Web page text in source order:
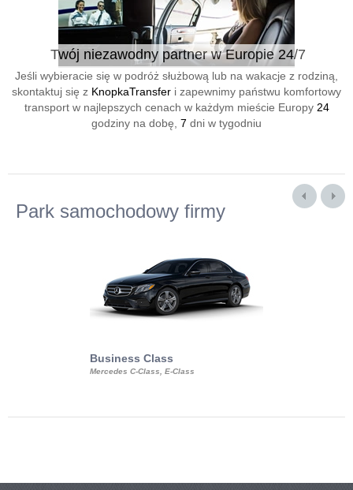
Twój niezawodny partner w Europie 24/7
Jeśli wybieracie się w podróż służbową lub na wakacje z rodziną,
skontaktuj się z KnopkaTransfer i zapewnimy państwu komfortowy
transport w najlepszych cenach w każdym mieście Europy 24
godziny na dobę, 7 dni w tygodniu
Park samochodowy firmy
Business Class
Mercedes C-Class, E-Class